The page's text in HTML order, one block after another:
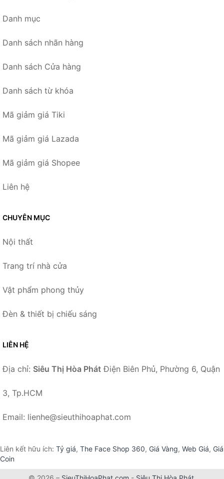
Danh mục
Danh sách nhãn hàng
Danh sách Cửa hàng
Danh sách từ khóa
Mã giảm giá Tiki
Mã giảm giá Lazada
Mã giảm giá Shopee
Liên hệ
CHUYÊN MỤC
Nội thất
Trang trí nhà cửa
Vật phẩm phong thủy
Đèn & thiết bị chiếu sáng
LIÊN HỆ
Địa chỉ: Siêu Thị Hòa Phát Điện Biên Phủ, Phường 6, Quận
3, Tp.HCM
Email: lienhe@sieuthihoaphat.com
Liên kết hữu ích: Tỷ giá, The Face Shop 360, Giá Vàng, Web Giá, Giá
Coin